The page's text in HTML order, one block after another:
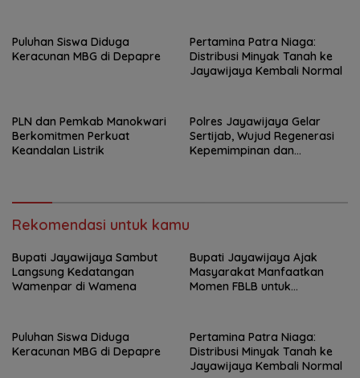
Puluhan Siswa Diduga
Keracunan MBG di Depapre
Pertamina Patra Niaga:
Distribusi Minyak Tanah ke
Jayawijaya Kembali Normal
PLN dan Pemkab Manokwari
Berkomitmen Perkuat
Keandalan Listrik
Polres Jayawijaya Gelar
Sertijab, Wujud Regenerasi
Kepemimpinan dan
Rekomendasi untuk kamu
Bupati Jayawijaya Sambut
Langsung Kedatangan
Wamenpar di Wamena
Bupati Jayawijaya Ajak
Masyarakat Manfaatkan
Momen FBLB untuk
Puluhan Siswa Diduga
Keracunan MBG di Depapre
Pertamina Patra Niaga:
Distribusi Minyak Tanah ke
Jayawijaya Kembali Normal